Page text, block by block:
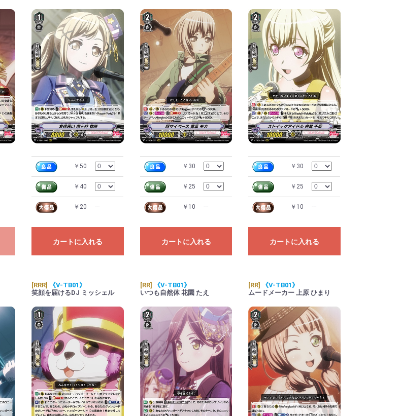
￥50
￥40
￥20 ---
カートに入れる
￥30
￥25
￥10 ---
カートに入れる
￥30
￥25
￥10 ---
カートに入れる
[RRR]
《V-TB01》
笑顔を届けるDJ ミッシェル
[RR]
《V-TB01》
いつも自然体 花園 たえ
[RR]
《V-TB01》
ムードメーカー 上原 ひまり